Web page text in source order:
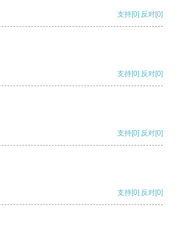
支持[0] 反对[0]
支持[0] 反对[0]
支持[0] 反对[0]
支持[0] 反对[0]